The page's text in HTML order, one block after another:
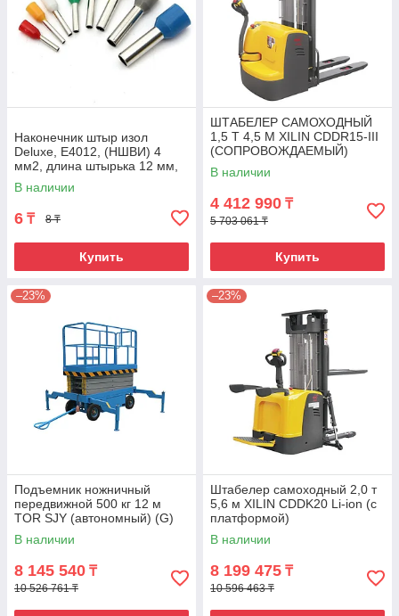
Наконечник штыр изол
Deluxe, Е4012, (НШВИ) 4
мм2, длина штырька 12 мм,
(1000 шт/упак)
В наличии
6 ₸ 8 ₸
Купить
ШТАБЕЛЕР САМОХОДНЫЙ
1,5 Т 4,5 М XILIN CDDR15-III
(СОПРОВОЖДАЕМЫЙ)
В наличии
4 412 990 ₸
5 703 061 ₸
Купить
–23%
Подъемник ножничный
передвижной 500 кг 12 м
TOR SJY (автономный) (G)
В наличии
8 145 540 ₸
10 526 761 ₸
–23%
Штабелер самоходный 2,0 т
5,6 м XILIN CDDK20 Li-ion (с
платформой)
В наличии
8 199 475 ₸
10 596 463 ₸